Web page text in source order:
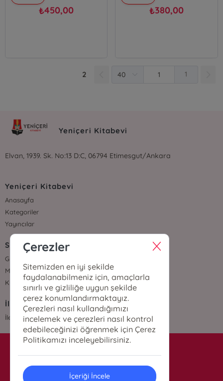
₺450,00 ₺380,00
2 1
Yeniçeri Kitabevi
Elvan, 1939. Sk. No:13 D:C, 06794 Etimesgut/Ankara
Yeniçeri Kitabevi
Anasayfa
Kategoriler
Yayıncılar
Sözleşmeler
Gizlilik Sözleşmesi
Mesafeli Satış Sözleşmesi
Kullanıcı Sözleşmesi
İletişim
İletişim
info@yenicerikitabevi.com
Çerezler
Sitemizden en iyi şekilde
faydalanabilmeniz için, amaçlarla
sınırlı ve gizliliğe uygun şekilde
çerez konumlandırmaktayız.
Çerezleri nasıl kullandığımızı
incelemek ve çerezleri nasıl kontrol
edebileceğinizi öğrenmek için Çerez
Politikamızı inceleyebilirsiniz.
İçeriği İncele